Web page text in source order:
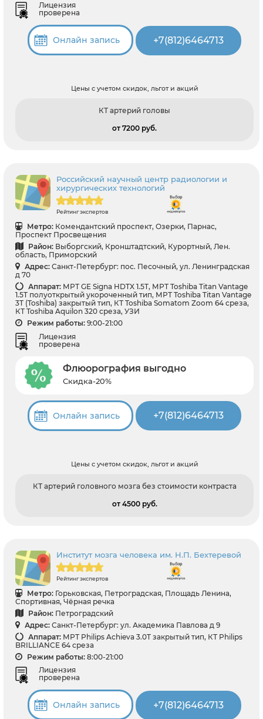
Лицензия
проверена
Онлайн запись +7(812)6464713
Цены с учетом скидок, льгот и акций
КТ артерий головы
от 7200 pуб.
Российский научный центр радиологии и
хирургических технологий
Рейтинг экспертов
Метро: Комендантский проспект, Озерки, Парнас,
Проспект Просвещения
Район: Выборгский, Кронштадтский, Курортный, Лен.
область, Приморский
Адрес: Санкт-Петербург: пос. Песочный, ул. Ленинградская
д 70
Аппарат: МРТ GE Signa HDTX 1.5T, МРТ Toshiba Titan Vantage
1.5T полуоткрытый укороченный тип, МРТ Toshiba Titan Vantage
3T (Toshiba) закрытый тип, КТ Toshiba Somatom Zoom 64 среза,
КТ Toshiba Aquilon 320 среза, УЗИ
Режим работы: 9:00-21:00
Лицензия
проверена
Флюорография выгодно
Скидка-20%
Онлайн запись +7(812)6464713
Цены с учетом скидок, льгот и акций
КТ артерий головного мозга без стоимости контраста
от 4500 pуб.
Институт мозга человека им. Н.П. Бехтеревой
Рейтинг экспертов
Метро: Горьковская, Петроградская, Площадь Ленина,
Спортивная, Чёрная речка
Район: Петроградский
Адрес: Санкт-Петербург: ул. Академика Павлова д 9
Аппарат: МРТ Philips Achieva 3.0T закрытый тип, КТ Philips
BRILLIANCE 64 среза
Режим работы: 8:00-21:00
Лицензия
проверена
Онлайн запись +7(812)6464713